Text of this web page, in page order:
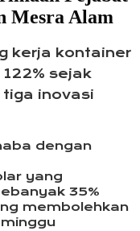
Mesra Alam
kerja kontainer
sejak
inovasi
dengan
yang
35%
membolehkan